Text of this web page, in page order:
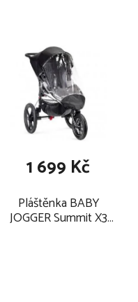
pásů
sedátka a velký koš
prostoru pro přepravu
je kočárek určen:
dříve.
Pláštěnka BABY
JOGGER Summit X3
1 699 Kč